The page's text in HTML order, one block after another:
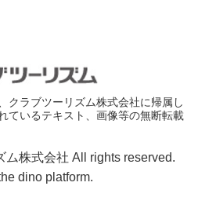
クラブツーリズム株式会社に帰属し
ているテキスト、画像等の無断転載
株式会社 All rights reserved.
dino platform.